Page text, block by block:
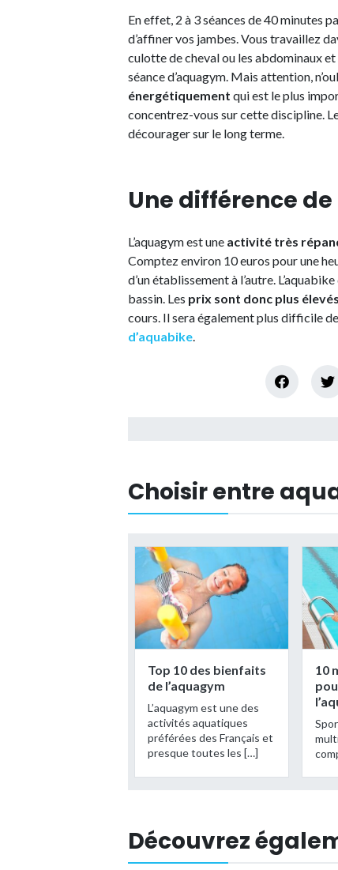
En effet, 2 à 3 séances de 40 minutes
d’affiner vos jambes. Vous travaillez
culotte de cheval ou les abdominaux
séance d’aquagym. Mais attention,
énergétiquement qui est le plus
concentrez-vous sur cette discipline.
décourager sur le long terme.
Une différence
L’aquagym est une activité très
Comptez environ 10 euros pour une
d’un établissement à l’autre.
bassin. Les prix sont donc plus élevés
cours. Il sera également plus difficile
d’aquabike.
Choisir entre
Top 10 des bienfaits
de l’aquagym
L’aquagym est une des
activités aquatiques
préférées des Français et
presque toutes les […]
10
Découvrez